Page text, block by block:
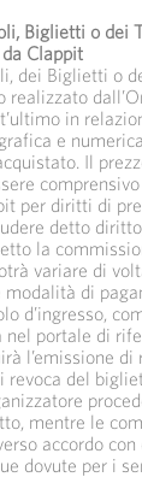
Biglietti o dei
Clappit
dei Biglietti o
realizzato
in
e
Il
per diritti di
detto
la
variare di
modalità di
d’ingresso,
nel portale di
l’emissione
revoca del
mentre le
accordo
dovute per i